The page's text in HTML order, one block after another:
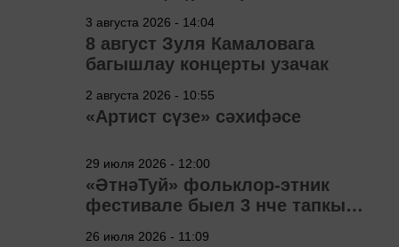
3 августа 2026 - 14:04
8 август Зуля Камаловага
багышлау концерты узачак
2 августа 2026 - 10:55
«Артист сүзе» сәхифәсе
29 июля 2026 - 12:00
«ӘтнәТуй» фольклор-этник
фестивале быел 3 нче тапкыр
26 июля 2026 - 11:09